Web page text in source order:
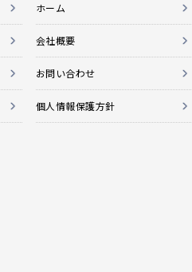
ホーム
会社概要
お問い合わせ
個人情報保護方針